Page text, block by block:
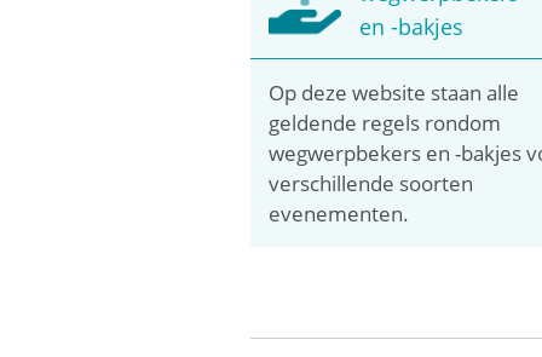
en -bakjes
Op deze website staan alle
geldende regels rondom
wegwerpbekers en -bakjes
verschillende soorten
evenementen.